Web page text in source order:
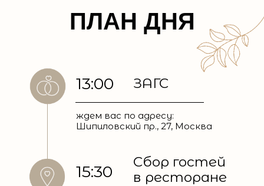
ПЛАН ДНЯ
13:00 ЗАГС
ждем вас по адресу:
Шипиловский пр., 27, Москва
15:30
Сбор гостей
в ресторане